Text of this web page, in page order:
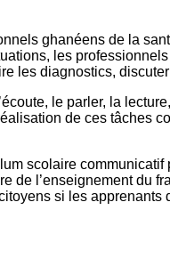
ghanéens de la
les
les diagnostics,
le parler, la
de ces tâches
scolaire
de l’enseignement du
si les